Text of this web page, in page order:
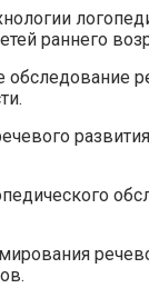
раннего
обследование